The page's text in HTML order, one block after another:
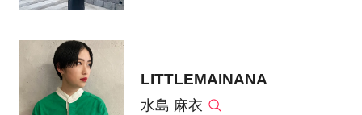
LITTLEMAINANA
水島 麻衣